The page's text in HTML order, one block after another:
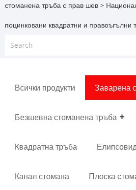
стоманена тръба с прав шев >
поцинковани квадратни и правоъгълни
Всички продукти Заварена
Безшевна стоманена тръба
Квадратна тръба
Канал стомана Плоска